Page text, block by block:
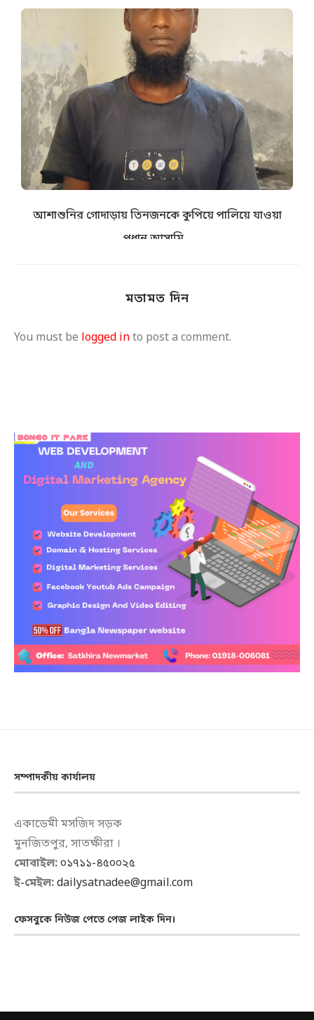
আশাশুনির গোদাড়ায় তিনজনকে কুপিয়ে পালিয়ে যাওয়া
প্রধান আসামি...
মতামত দিন
You must be logged into post a comment.
সম্পাদকীয় কার্যালয়
একাডেমী মসজিদ সড়ক
মুনজিতপুর, সাতক্ষীরা ।
মোবাইল:০১৭১১-৪৫০০২৫
ই-মেইল:dailysatnadee@gmail.com
ফেসবুকে নিউজ পেতে পেজ লাইক দিন।